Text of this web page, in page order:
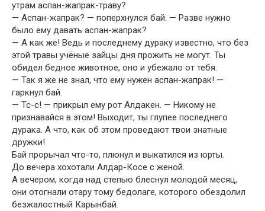
утрам аспан-жапрак-траву?
— Аспан-жапрак? — поперхнулся бай. — Разве нужно
было ему давать аспан-жапрак?
— А как же! Ведь и последнему дураку известно, что без
этой травы учёные зайцы дня прожить не могут. Ты
обидел бедное животное, оно и убежало от тебя.
— Так я же не знал, что ему нужен аспан-жапрак! —
гаркнул бай.
— Тс-с! — прикрыл ему рот Алдакен. — Никому не
признавайся в этом! Выходит, ты глупее последнего
дурака. А что, как об этом проведают твои знатные
дружки!
Бай прорычал что-то, плюнул и выкатился из юрты.
До вечера хохотали Алдар-Косе с женой.
А вечером, когда над степью блеснул молодой месяц,
они отогнали отару тому бедолаге, которого обездолил
безжалостный Карынбай.